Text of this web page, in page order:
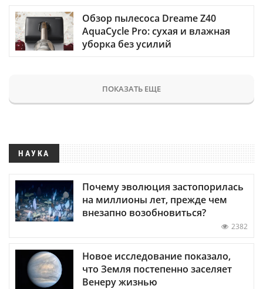
Обзор пылесоса Dreame Z40
AquaCycle Pro: сухая и влажная
уборка без усилий
ПОКАЗАТЬ ЕЩЕ
НАУКА
Почему эволюция застопорилась
на миллионы лет, прежде чем
внезапно возобновиться?
2382
Новое исследование показало,
что Земля постепенно заселяет
Венеру жизнью